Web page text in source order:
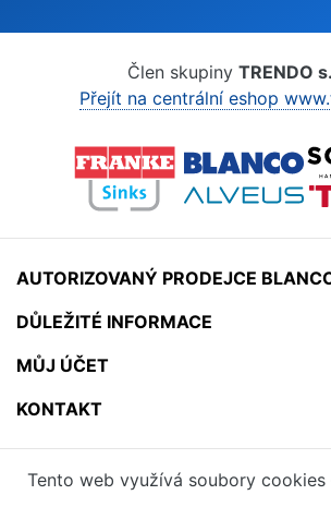
Člen skupiny TRENDO
Přejít na centrální eshop
AUTORIZOVANÝ PRODEJCE
DŮLEŽITÉ INFORMACE
MŮJ ÚČET
KONTAKT
Tento web využívá soubory cookies